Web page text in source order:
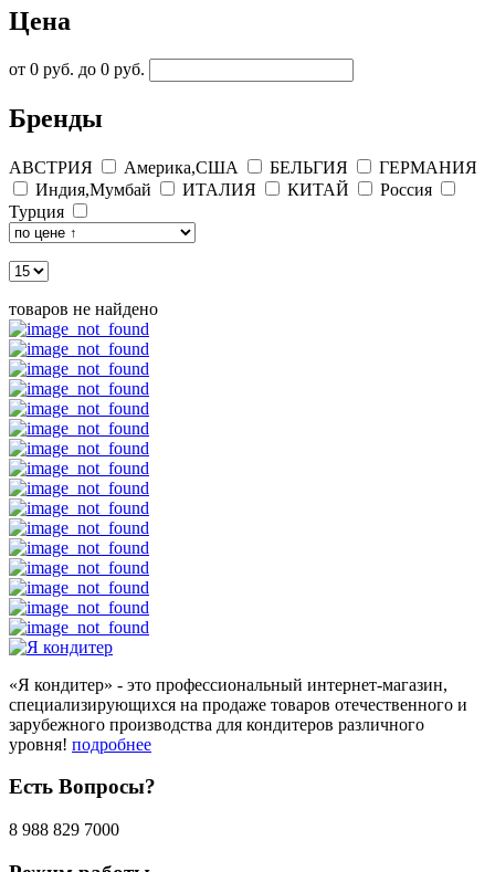
Цена
от 0 руб. до 0 руб.
Бренды
АВСТРИЯ Америка,США БЕЛЬГИЯ
ГЕРМАНИЯ
Индия,Мумбай
ИТАЛИЯ КИТАЙ
Россия
Турция
товаров не найдено
«Я кондитер» - это профессиональный интернет-магазин,
специализирующихся на продаже товаров отечественного и
зарубежного производства для кондитеров различного
уровня! подробнее
Есть Вопросы?
8 988 829 7000